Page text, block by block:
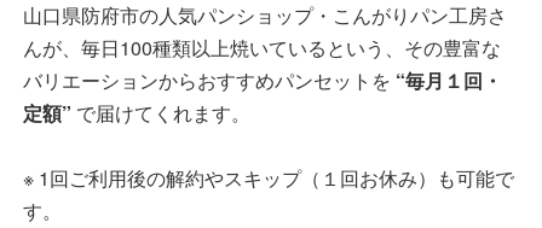
山口県防府市の人気パンショップ・こんがりパン工房さ
んが、毎日100種類以上焼いているという、その豊富な
バリエーションからおすすめパンセットを “毎月１回・
定額” で届けてくれます。
※ 1回ご利用後の解約やスキップ（１回お休み）も可能で
す。